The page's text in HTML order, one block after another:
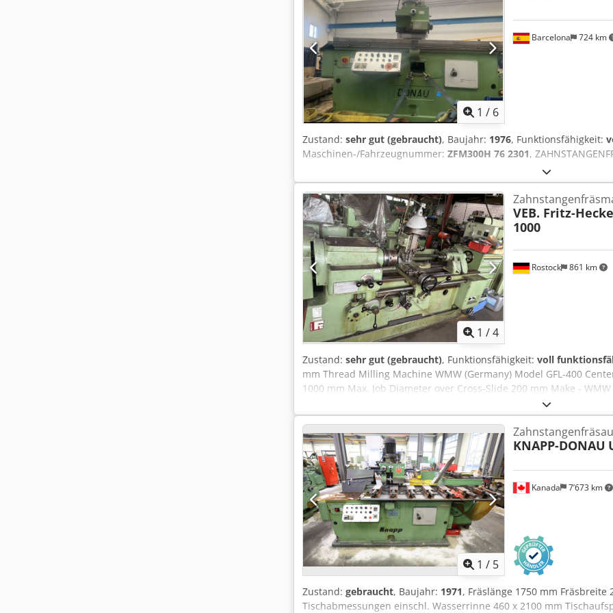
1 / 6
Barcelona 724 km
Zustand: sehr gut (gebraucht), Baujahr: 1976, Funktionsfähigkeit:
Maschinen-/Fahrzeugnummer: ZFM300H 76 2301,
1 /4
Rostock 861 km
VEB. Fritz-
1000
Zustand: sehr gut (gebraucht), Funktionsfähigkeit: voll
mm Thread Milling Machine WMW (Germany) Model GFL-400
1000 mm Max. Job Diameter over Cross-Slide 200 mm Make -
Height - 205 mm Max. Length of Job - 1000 mm Max. Job Diameter
Dcedpfeytirnex Ah Sek Max. Swing Diameter over Bed - 400 mm
Cutter Diameter - 100 mm Spindle Bore - 80 mm - Capable of
Milling. - Capable of doing Gear Hobbing & Spline Hobbing as
Plates, Arbours, & other accessories. - Machine is in excellent
1 / 5
Kanada 7’673 km
KNAPP-DONAU
Zustand: gebraucht, Baujahr: 1971, Fräslänge 1750 mm Fräsbreite
Tischabmessungen einschl. Wasserrinne 460 x 2100 mm